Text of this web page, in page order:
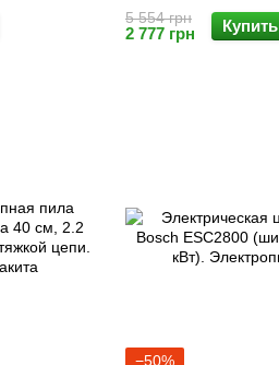
5 554 грн
2 777 грн Купить
−50%